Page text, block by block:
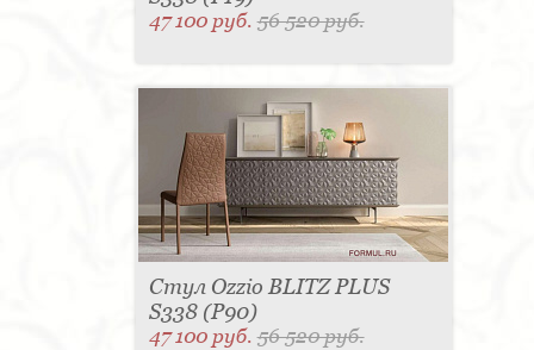
47 100 руб.56 520 руб.
Стул Ozzio BLITZ PLUS
S338 (P90)
47 100 руб.56 520 руб.